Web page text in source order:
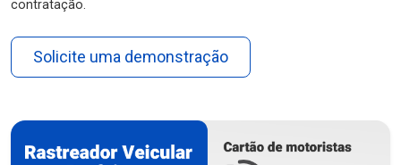
contratação.
Solicite uma demonstração